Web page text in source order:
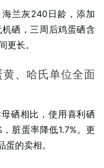
海兰灰240日龄，添加
硒，三周后鸡蛋硒含
更长。
、哈氏单位全面
硒相比，使用喜利硒
脏蛋率降低1.7%。更
的卖相。